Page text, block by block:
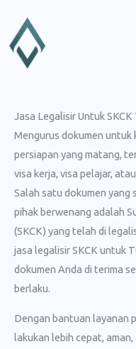
konten
Jasa Legalisir Untuk
Mengurus dokumen untuk
persiapan yang matang,
visa kerja, visa pelajar,
Salah satu dokumen yang
pihak berwenang adalah
(SKCK) yang telah di
jasa legalisir SKCK untuk
dokumen Anda di terima
berlaku.
Dengan bantuan layanan
lakukan lebih cepat,